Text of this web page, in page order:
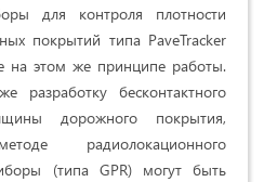
для контроля плотности
покрытий типа PaveTracker
на этом же принципе работы.
разработку бесконтактного
дорожного покрытия,
радиолокационного
(типа GPR) могут быть